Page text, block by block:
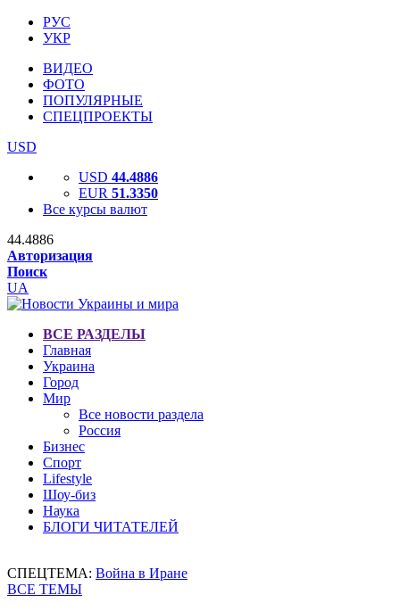
РУС
УКР
ВИДЕО
ФОТО
ПОПУЛЯРНЫЕ
СПЕЦПРОЕКТЫ
USD
USD 44.4886
EUR 51.3350
Все курсы валют
44.4886
Авторизация
Поиск
UA
ВСЕ РАЗДЕЛЫ
Главная
Украина
Город
Мир
Все новости раздела
Россия
Бизнес
Спорт
Lifestyle
Шоу-биз
Наука
БЛОГИ ЧИТАТЕЛЕЙ
СПЕЦТЕМА: Война в Иране
ВСЕ ТЕМЫ